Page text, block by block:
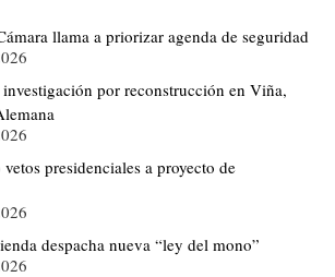
llama a priorizar agenda de seguridad
por reconstrucción en Viña,
presidenciales a proyecto de
despacha nueva “ley del mono”